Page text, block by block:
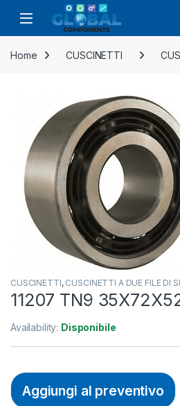
Home CUSCINETTI
CUSCINETTI, CUSCINETTI A DUE FILE DI
11207 TN9
Availability: Disponibile
Aggiungi al preventivo